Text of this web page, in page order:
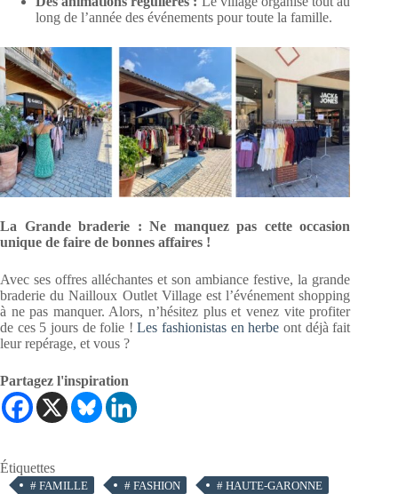
long de l’année des événements pour toute la famille.
La Grande braderie : Ne manquez pas cette occasion
unique de faire de bonnes affaires !
Avec ses offres alléchantes et son ambiance festive, la grande
braderie du Nailloux Outlet Village est l’événement shopping
à ne pas manquer. Alors, n’hésitez plus et venez vite profiter
de ces 5 jours de folie !Les fashionistas en herbe ont déjà fait
leur repérage, et vous ?
Partagez l'inspiration
Étiquettes
# FAMILLE # FASHION # HAUTE-GARONNE